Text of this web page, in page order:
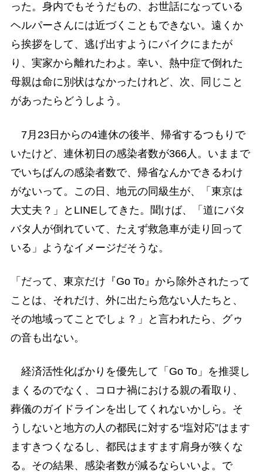
った。身内でもそうだもの、お世話になっている
ヘルパーさんには近づくこともできない。遠くか
ら挨拶をして、逃げ出すようにバイクにまたが
り、実家から離れたわよ。幸い、熱中症で倒れた
母親は命に別状はなかったけれど、次、同じこと
があったらどうしよう。
7月23日からの4連休の後半、帰省するつもりで
いたけど、連休初日の感染者数が366人。いままで
でいちばんの感染者数で、帰省なんかできるわけ
がないって。この日、地元の同級生が、「東京は
大丈夫？」とLINEしてきた。聞けば、「道にバタ
バタ人が倒れていて、たえず救急車が走り回って
いる」ようなイメージだそうな。
「だって、東京だけ『Go To』から除外されたって
ことは、それだけ、外に出たら危ない人たちと、
その地域ってことでしょ？」と言われたら、グゥ
の音も出ない。
経済活性化ばかりを優先して「Go To」を推奨し
まくるのでなく、コロナ禍における親の看取り、
葬儀のガイドラインを出してくれないかしら。そ
うしないと地方の人の都民に対する“塩対応”はます
ますきつくなるし、都民はますます肩身が狭くな
る。その結果、感染者数が減るならいいよ。で